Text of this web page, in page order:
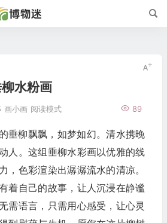
水粉画
画小画 89
阅读模式
垂柳飘飘，如梦如幻。清水携晚
人。这组垂柳水彩画以优雅的线
，色彩渲染出潺潺流水的清凉。
着自己的故事，让人沉浸在静谧
需语言，只需用心感受，让心灵